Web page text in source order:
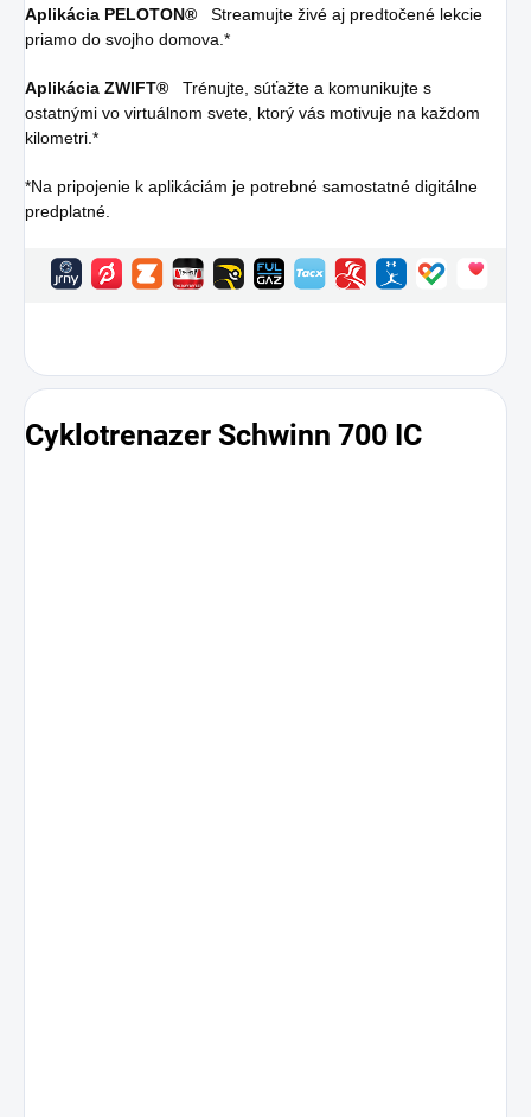
Aplikácia PELOTON®
Streamujte živé aj predtočené lekcie
priamo do svojho domova.*
Aplikácia ZWIFT®
Trénujte, súťažte a komunikujte s
ostatnými vo virtuálnom svete, ktorý vás motivuje na každom
kilometri.*
*Na pripojenie k aplikáciám je potrebné samostatné digitálne
predplatné.
Cyklotrenazer Schwinn 700 IC